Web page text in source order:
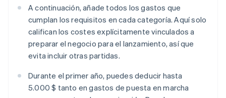
A continuación, añade todos los gastos que
cumplan los requisitos en cada categoría. Aquí solo
califican los costes explícitamente vinculados a
preparar el negocio para el lanzamiento, así que
evita incluir otras partidas.
Durante el primer año, puedes deducir hasta
5.000 $ tanto en gastos de puesta en marcha